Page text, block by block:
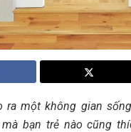
ra một không gian
bạn trẻ nào cũng